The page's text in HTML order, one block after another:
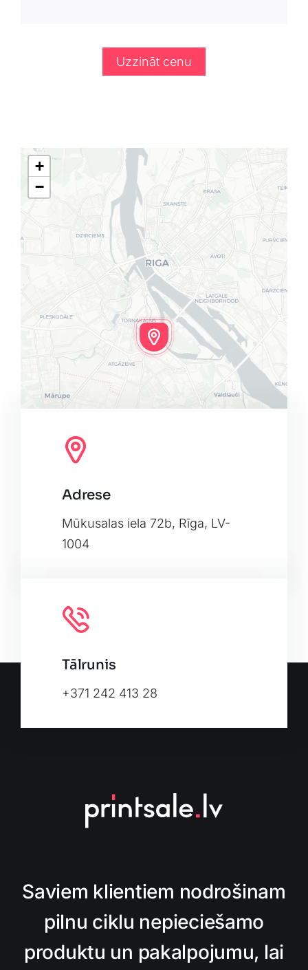
Uzzināt cenu
+
−
OpenStreetMap, under ODbL.
Adrese
Mūkusalas iela 72b, Rīga, LV-
1004
Tālrunis
+371 242 413 28
Saviem klientiem nodrošinam
pilnu ciklu nepieciešamo
produktu un pakalpojumu, lai